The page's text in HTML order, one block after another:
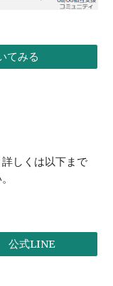
てみる
しくは以下まで
公式LINE